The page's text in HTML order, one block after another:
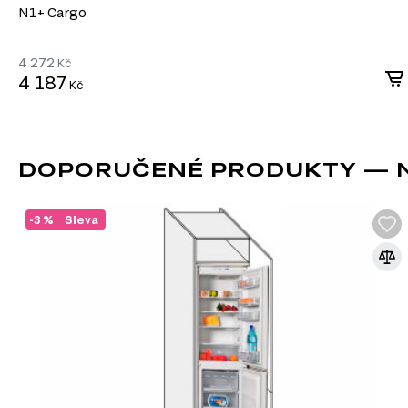
N1+ Cargo
4 272 Kč
4 187 Kč
DOPORUČENÉ PRODUKTY —
Sleva
-3 %